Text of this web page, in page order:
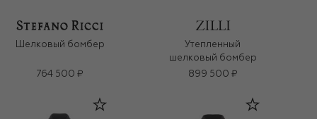
Шелковый бомбер
764 500 ₽
Утепленный
шелковый бомбер
899 500 ₽